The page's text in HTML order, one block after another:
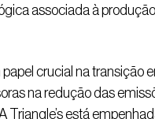
associada à
crucial na transição
na redução das
está